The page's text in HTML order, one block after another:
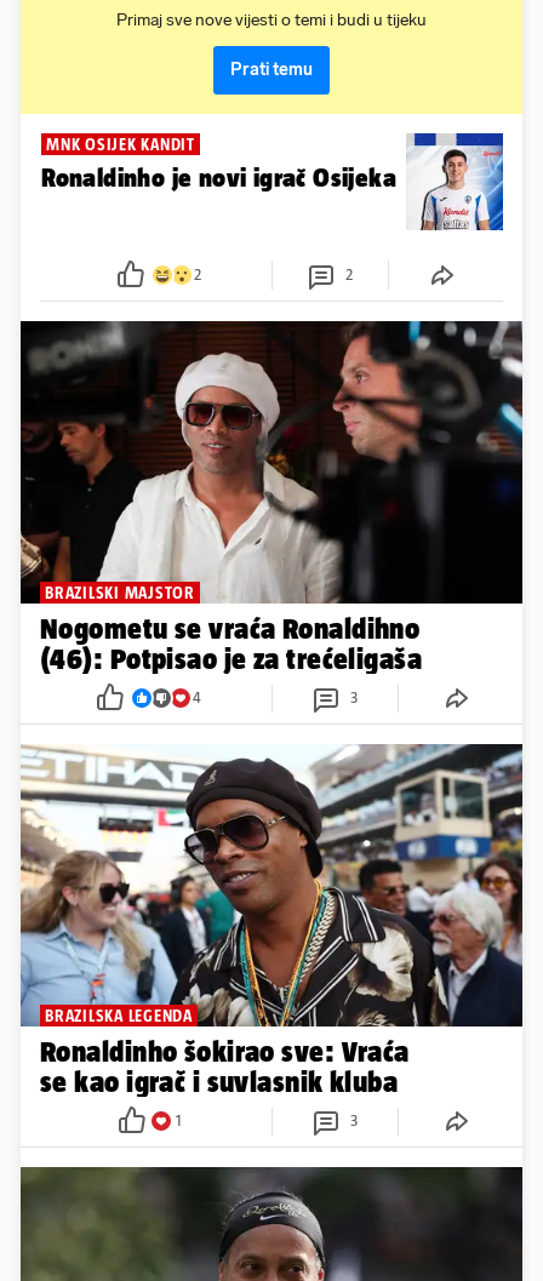
Primaj sve nove vijesti o temi i budi u tijeku
Prati temu
MNK OSIJEK KANDIT
Ronaldinho je novi igrač Osijeka
2 2
BRAZILSKI MAJSTOR
Nogometu se vraća Ronaldihno
(46): Potpisao je za trećeligaša
4 3
BRAZILSKA LEGENDA
Ronaldinho šokirao sve: Vraća
se kao igrač i suvlasnik kluba
1 3